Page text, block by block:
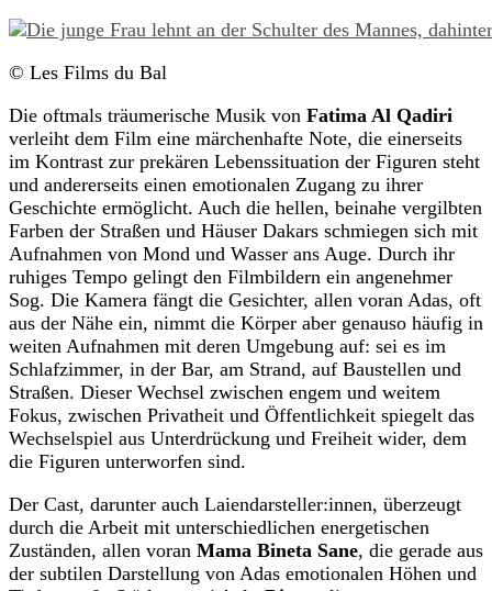
© Les Films du Bal
Die oftmals träumerische Musik von Fatima Al Qadiri
verleiht dem Film eine märchenhafte Note, die einerseits
im Kontrast zur prekären Lebenssituation der Figuren steht
und andererseits einen emotionalen Zugang zu ihrer
Geschichte ermöglicht. Auch die hellen, beinahe vergilbten
Farben der Straßen und Häuser Dakars schmiegen sich mit
Aufnahmen von Mond und Wasser ans Auge. Durch ihr
ruhiges Tempo gelingt den Filmbildern ein angenehmer
Sog. Die Kamera fängt die Gesichter, allen voran Adas, oft
aus der Nähe ein, nimmt die Körper aber genauso häufig in
weiten Aufnahmen mit deren Umgebung auf: sei es im
Schlafzimmer, in der Bar, am Strand, auf Baustellen und
Straßen. Dieser Wechsel zwischen engem und weitem
Fokus, zwischen Privatheit und Öffentlichkeit spiegelt das
Wechselspiel aus Unterdrückung und Freiheit wider, dem
die Figuren unterworfen sind.
Der Cast, darunter auch Laiendarsteller:innen, überzeugt
durch die Arbeit mit unterschiedlichen energetischen
Zuständen, allen voran Mama Bineta Sane, die gerade aus
der subtilen Darstellung von Adas emotionalen Höhen und